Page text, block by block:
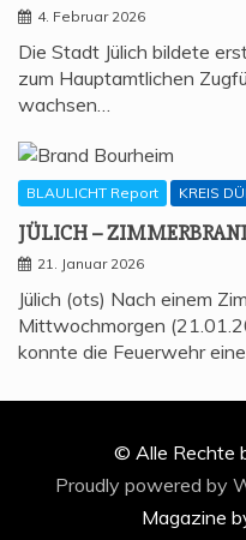
4. Februar 2026
Die Stadt Jülich bildete
zum Hauptamtlichen
wachsen…
BLAULICHT Report KREIS
JÜLICH –
21. Januar 2026
Jülich (ots) Nach einem
Mittwochmorgen
konnte die Feuerwehr eine…
© Alle Rechte
Proudly powered by
Magazine